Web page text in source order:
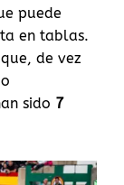
puede
en tablas.
de vez
sido 7